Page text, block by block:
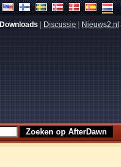
Downloads Discussie Nieuws2.nl